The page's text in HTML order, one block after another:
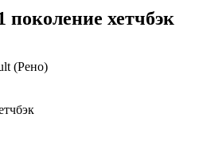
поколение хетчбэк
(Рено)